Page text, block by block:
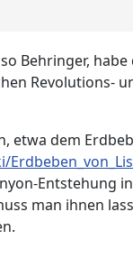
Behringer,
Revolutions-
dem
Entstehung
man ihnen